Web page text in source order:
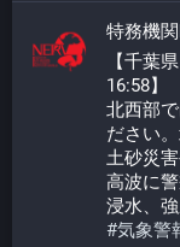
特務機
【千葉
16:58】
北西部
ださい
土砂災
高波に
浸水、
#気象警